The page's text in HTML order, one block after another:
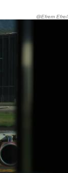
@Efrem